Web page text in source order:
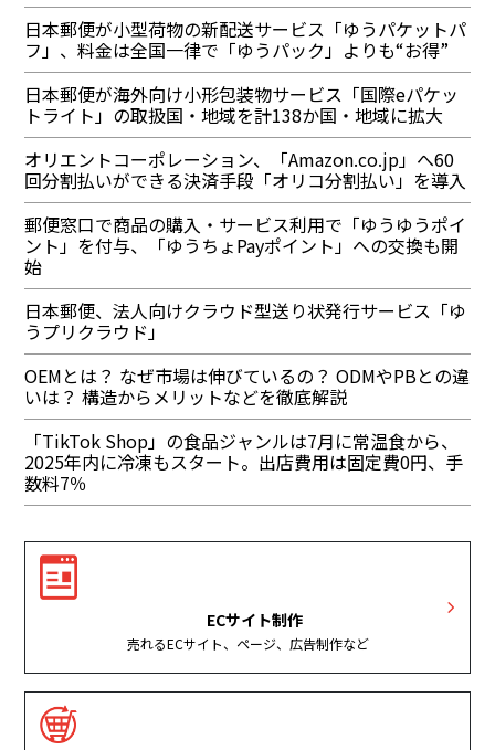
日本郵便が小型荷物の新配送サービス「ゆうパケットパ
フ」、料金は全国一律で「ゆうパック」よりも“お得”
日本郵便が海外向け小形包装物サービス「国際eパケッ
トライト」の取扱国・地域を計138か国・地域に拡大
オリエントコーポレーション、「Amazon.co.jp」へ60
回分割払いができる決済手段「オリコ分割払い」を導入
郵便窓口で商品の購入・サービス利用で「ゆうゆうポイ
ント」を付与、「ゆうちょPayポイント」への交換も開
始
日本郵便、法人向けクラウド型送り状発行サービス「ゆ
うプリクラウド」
OEMとは？ なぜ市場は伸びているの？ ODMやPBとの違
いは？ 構造からメリットなどを徹底解説
「TikTok Shop」の食品ジャンルは7月に常温食から、
2025年内に冷凍もスタート。出店費用は固定費0円、手
数料7％
ECサイト制作
売れるECサイト、ページ、広告制作など